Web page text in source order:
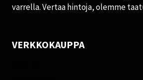
varrella. Vertaa hintoja, olemme
VERKKOKAUPPA